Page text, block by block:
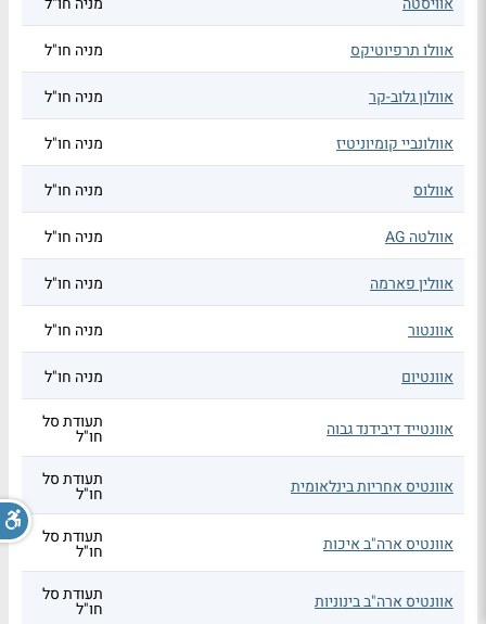
אוולו תרפיוטיקס מניה חו"ל
אוולון גלוב-קר מניה חו"ל
אוולונביי קומיוניטיז מניה חו"ל
אוולוס מניה חו"ל
אוולטה AG מניה חו"ל
אוולין פארמה מניה חו"ל
אוונטור מניה חו"ל
אוונטיום מניה חו"ל
אוונטייד דיבידנד גבוה תעודת סל
חו"ל
אוונטיס אחריות בינלאומית תעודת סל
חו"ל
אוונטיס ארה"ב איכות תעודת סל
חו"ל
אוונטיס ארה"ב בינוניות תעודת סל
חו"ל